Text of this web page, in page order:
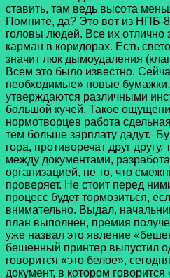
ставить, там ведь высота
Помните, да? Это вот из НПБ-
головы людей. Все их отлично
карман в коридорах. Есть
значит люк дымоудаления
Всем это было известно.
необходимые» новые
утверждаются различными
большой кучей. Такое
нормотворцев работа
тем больше зарплату дадут.
гора, противоречат друг другу,
между документами,
организацией, не то, что
проверяет. Не стоит перед
процесс будет тормозиться,
внимательно. Выдал,
план выполнен, премия
уже назвал это явление
бешенный принтер выпустил
говорится «это белое»,
документ, в котором